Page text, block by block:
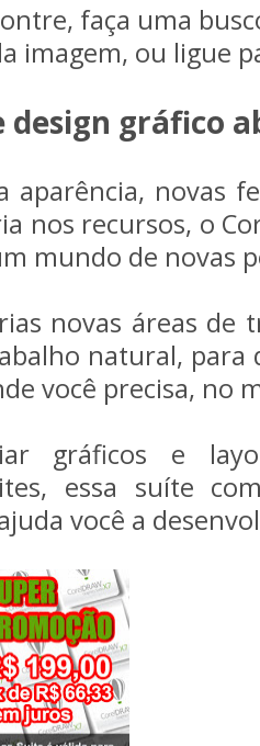
faça uma
imagem, ou ligue
design gráfico
aparência, novas
nos recursos, o
mundo de novas
novas áreas de
natural, para
você precisa, no
gráficos e
essa suíte
você a